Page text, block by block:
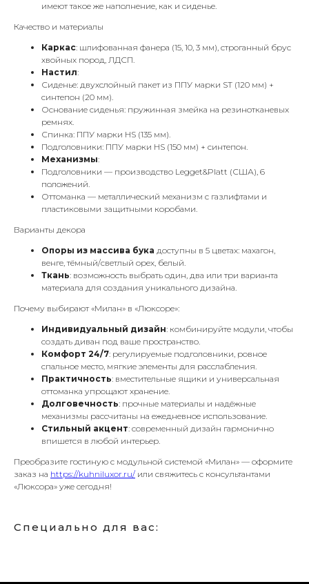
имеют такое же наполнение, как и сиденье.
Качество и материалы
Каркас: шлифованная фанера (15, 10, 3 мм), строганный брус
хвойных пород, ЛДСП.
Настил:
Сиденье: двухслойный пакет из ППУ марки ST (120 мм) +
синтепон (20 мм).
Основание сиденья: пружинная змейка на резинотканевых
ремнях.
Спинка: ППУ марки HS (135 мм).
Подголовники: ППУ марки HS (150 мм) + синтепон.
Механизмы:
Подголовники — производство Legget&Platt (США), 6
положений.
Оттоманка — металлический механизм с газлифтами и
пластиковыми защитными коробами.
Варианты декора
Опоры из массива бука доступны в 5 цветах: махагон,
венге, тёмный/светлый орех, белый.
Ткань: возможность выбрать один, два или три варианта
материала для создания уникального дизайна.
Почему выбирают «Милан» в «Люксоре»:
Индивидуальный дизайн: комбинируйте модули, чтобы
создать диван под ваше пространство.
Комфорт 24/7: регулируемые подголовники, ровное
спальное место, мягкие элементы для расслабления.
Практичность: вместительные ящики и универсальная
оттоманка упрощают хранение.
Долговечность: прочные материалы и надёжные
механизмы рассчитаны на ежедневное использование.
Стильный акцент: современный дизайн гармонично
впишется в любой интерьер.
Преобразите гостиную с модульной системой «Милан» — оформите
заказ на https://kuhniluxor.ru/ или свяжитесь с консультантами
«Люксора» уже сегодня!
Специально для вас: